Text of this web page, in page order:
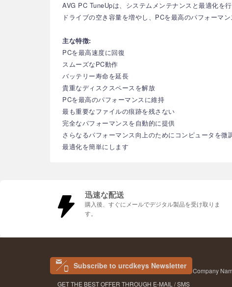
AVG PC TuneUpは、システムメンテナンスと最適化を
ドライブの空き容量を増やし、PCを最高のパフォーマン
主な特徴:
PCを最高速度に回復
スムーズなPC動作
バッテリー寿命を延長
貴重なディスクスペースを解放
PCを最高のパフォーマンスに維持
最も重要なファイルの痕跡を残さない
完全なパフォーマンスを自動的に提供
さらなるパフォーマンス向上のためにコンピュータを微
最適化を簡単にします
迅速な配送
購入後、すぐにメールでデジタル製品を受け取りま
す。
Subscribe to urcdkeys Newsletter
GET THE BEST OFFER THROUGH E-MAIL / SMS
Company